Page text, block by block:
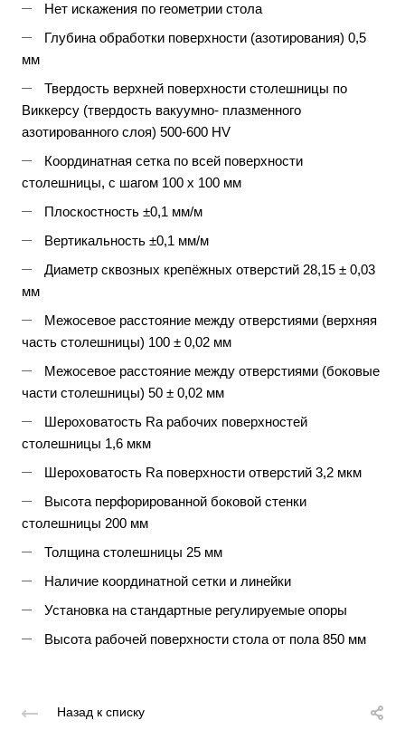
Нет искажения по геометрии стола
Глубина обработки поверхности (азотирования) 0,5
мм
Твердость верхней поверхности столешницы по
Виккерсу (твердость вакуумно- плазменного
азотированного слоя) 500-600 HV
Координатная сетка по всей поверхности
столешницы, с шагом 100 х 100 мм
Плоскостность ±0,1 мм/м
Вертикальность ±0,1 мм/м
Диаметр сквозных крепёжных отверстий 28,15 ± 0,03
мм
Межосевое расстояние между отверстиями (верхняя
часть столешницы) 100 ± 0,02 мм
Межосевое расстояние между отверстиями (боковые
части столешницы) 50 ± 0,02 мм
Шероховатость Ra рабочих поверхностей
столешницы 1,6 мкм
Шероховатость Ra поверхности отверстий 3,2 мкм
Высота перфорированной боковой стенки
столешницы 200 мм
Толщина столешницы 25 мм
Наличие координатной сетки и линейки
Установка на стандартные регулируемые опоры
Высота рабочей поверхности стола от пола 850 мм
Назад к списку